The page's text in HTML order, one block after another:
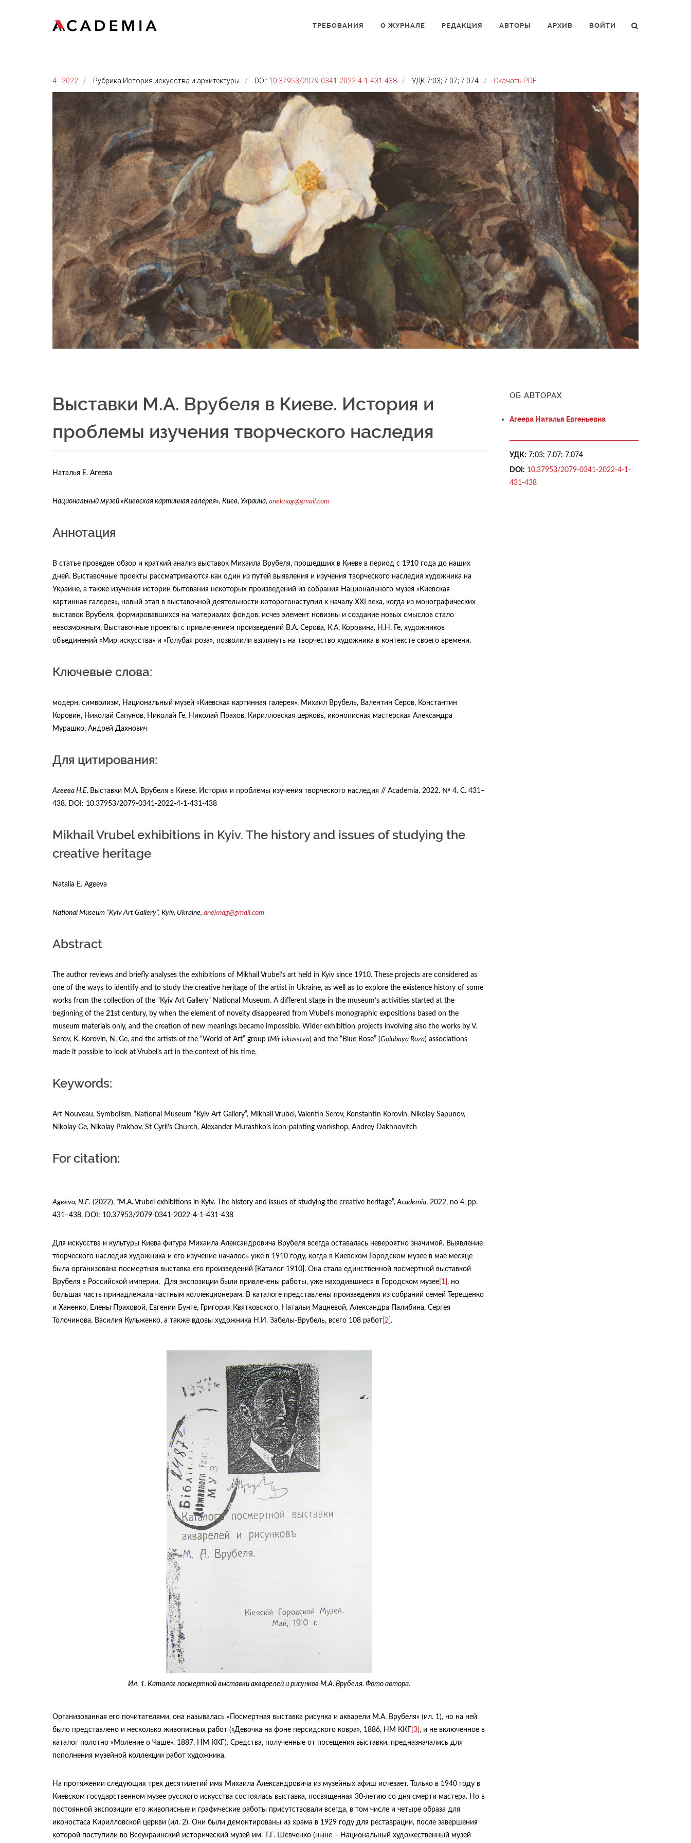
ТРЕБОВАНИЯ О ЖУРНАЛЕ РЕДАКЦИЯ АВТОРЫ АРХИВ ВОЙТИ
4 - 2022 Рубрика История искусства и архитектуры DOI: 10.37953/2079-0341-2022-4-1-431-438 УДК 7:03; 7.07; 7.074 Скачать PDF
Выставки М.А. Врубеля в Киеве. История и
проблемы изучения творческого наследия
Наталья Е. Агеева
Национальный музей «Киевская картинная галерея», Киев, Украина, aneknag@gmail.com
Аннотация
В статье проведен обзор и краткий анализ выставок Михаила Врубеля, прошедших в Киеве в период с 1910 года до наших
дней. Выставочные проекты рассматриваются как один из путей выявления и изучения творческого наследия художника на
Украине, а также изучения истории бытования некоторых произведений из собрания Национального музея «Киевская
картинная галерея», новый этап в выставочной деятельности которогонаступил к началу XXI века, когда из монографических
выставок Врубеля, формировавшихся на материалах фондов, исчез элемент новизны и создание новых смыслов стало
невозможным. Выставочные проекты с привлечением произведений В.A. Серова, К.A. Коровина, Н.Н. Ге, художников
объединений «Мир искусства» и «Голубая роза», позволили взглянуть на творчество художника в контексте своего времени.
Ключевые слова:
модерн, символизм, Национальный музей «Киевская картинная галерея», Михаил Врубель, Валентин Серов, Константин
Коровин, Николай Сапунов, Николай Ге, Николай Прахов, Кирилловская церковь, иконописная мастерская Александра
Мурашко, Андрей Дахнович
Для цитирования:
Агеева Н.Е. Выставки М.А. Врубеля в Киеве. История и проблемы изучения творческого наследия // Academia. 2022. № 4. C. 431–
438. DOI: 10.37953/2079-0341-2022-4-1-431-438
Mikhail Vrubel exhibitions in Kyiv. The history and issues of studying the
creative heritage
Natalia E. Ageeva
National Museum “Kyiv Art Gallery”, Kyiv, Ukraine, aneknag@gmail.com
Abstract
The author reviews and briefly analyses the exhibitions of Mikhail Vrubel’s art held in Kyiv since 1910. These projects are considered as
one of the ways to identify and to study the creative heritage of the artist in Ukraine, as well as to explore the existence history of some
works from the collection of the “Kyiv Art Gallery” National Museum. A different stage in the museum’s activities started at the
beginning of the 21st century, by when the element of novelty disappeared from Vrubel’s monographic expositions based on the
museum materials only, and the creation of new meanings became impossible. Wider exhibition projects involving also the works by V.
Serov, K. Korovin, N. Ge, and the artists of the “World of Art” group (Mir iskusstva) and the “Blue Rose” (Golubaya Roza) associations
made it possible to look at Vrubel’s art in the context of his time.
Keywords:
Art Nouveau, Symbolism, National Museum “Kyiv Art Gallery”, Mikhail Vrubel, Valentin Serov, Konstantin Korovin, Nikolay Sapunov,
Nikolay Ge, Nikolay Prakhov, St Cyril’s Church, Alexander Murashko’s icon-painting workshop, Andrey Dakhnovitch
For citation:
Ageeva, N.E. (2022), “M.A. Vrubel exhibitions in Kyiv. The history and issues of studying the creative heritage”, Academia, 2022, no 4, pp.
431–438. DOI: 10.37953/2079-0341-2022-4-1-431-438
Для искусства и культуры Киева фигура Михаила Александровича Врубеля всегда оставалась невероятно значимой. Выявление
творческого наследия художника и его изучение началось уже в 1910 году, когда в Киевском Городском музее в мае месяце
была организована посмертная выставка его произведений [Каталог 1910]. Она стала единственной посмертной выставкой
Врубеля в Российской империи. Для экспозиции были привлечены работы, уже находившиеся в Городском музее [1] , но
большая часть принадлежала частным коллекционерам. В каталоге представлены произведения из собраний семей Терещенко
и Ханенко, Елены Праховой, Евгении Бунге, Григория Квятковского, Натальи Мацневой, Александра Палибина, Сергея
Толочинова, Василия Кульженко, а также вдовы художника Н.И. Забелы-Врубель, всего 108 работ [2] .
Ил. 1. Каталог посмертной выставки акварелей и рисунков М.А. Врубеля. Фото автора.
Организованная его почитателями, она называлась «Посмертная выставка рисунка и акварели М.А. Врубеля» (ил. 1), но на ней
было представлено и несколько живописных работ («Девочка на фоне персидского ковра», 1886, НМ ККГ
[3] , и не включенное в
каталог полотно «Моление о Чаше», 1887, НМ ККГ). Средства, полученные от посещения выставки, предназначались для
пополнения музейной коллекции работ художника.
На протяжении следующих трех десятилетий имя Михаила Александровича из музейных афиш исчезает. Только в 1940 году в
Киевском государственном музее русского искусства состоялась выставка, посвященная 30-летию со дня смерти мастера. Но в
постоянной экспозиции его живописные и графические работы присутствовали всегда, в том числе и четыре образа для
иконостаса Кирилловской церкви (ил. 2). Они были демонтированы из храма в 1929 году для реставрации, после завершения
которой поступили во Всеукраинский исторический музей им. Т.Г. Шевченко (ныне – Национальный художественный музей
ОБ АВТОРАХ
Агеева Наталья Евгеньевна
УДК: 7:03; 7.07; 7.074
DOI: 10.37953/2079-0341-2022-4-1-
431-438